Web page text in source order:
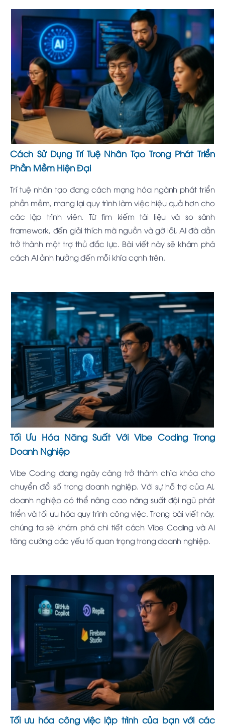
Cách Sử Dụng Trí Tuệ Nhân Tạo Trong Phát Triển
Phần Mềm Hiện Đại
Trí tuệ nhân tạo đang cách mạng hóa ngành phát triển
phần mềm, mang lại quy trình làm việc hiệu quả hơn cho
các lập trình viên. Từ tìm kiếm tài liệu và so sánh
framework, đến giải thích mã nguồn và gỡ lỗi, AI đã dần
trở thành một trợ thủ đắc lực. Bài viết này sẽ khám phá
cách AI ảnh hưởng đến mỗi khía cạnh trên.
Tối Ưu Hóa Năng Suất Với Vibe Coding Trong
Doanh Nghiệp
Vibe Coding đang ngày càng trở thành chìa khóa cho
chuyển đổi số trong doanh nghiệp. Với sự hỗ trợ của AI,
doanh nghiệp có thể nâng cao năng suất đội ngũ phát
triển và tối ưu hóa quy trình công việc. Trong bài viết này,
chúng ta sẽ khám phá chi tiết cách Vibe Coding và AI
tăng cường các yếu tố quan trọng trong doanh nghiệp.
Tối ưu hóa công việc lập trình của bạn với các